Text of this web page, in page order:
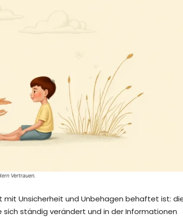
Vertrauen.
mit Unsicherheit und Unbehagen behaftet ist:
sich ständig verändert und in der Informationen